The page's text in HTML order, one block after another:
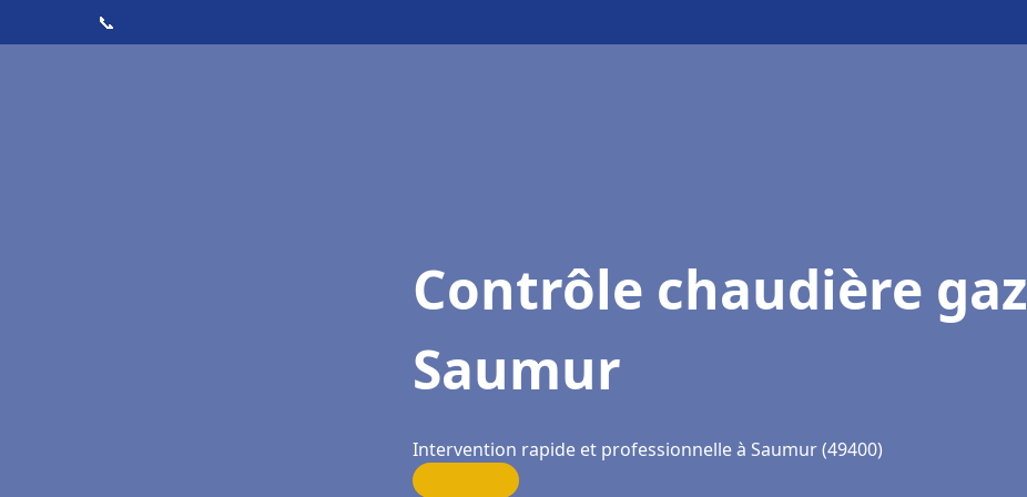
📞
Contrôle chaudière gaz
Saumur
Intervention rapide et professionnelle à Saumur (49400)